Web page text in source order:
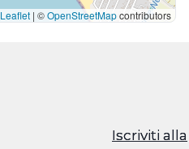
Iscriviti alla
Leaflet | ©OpenStreetMapcontributors
Iscriviti alla